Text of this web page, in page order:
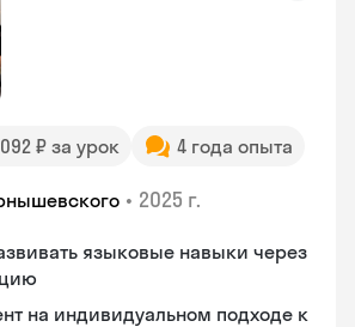
₽ за урок 4 года опыта
• 2025 г.
языковые навыки через
на индивидуальном подходе к